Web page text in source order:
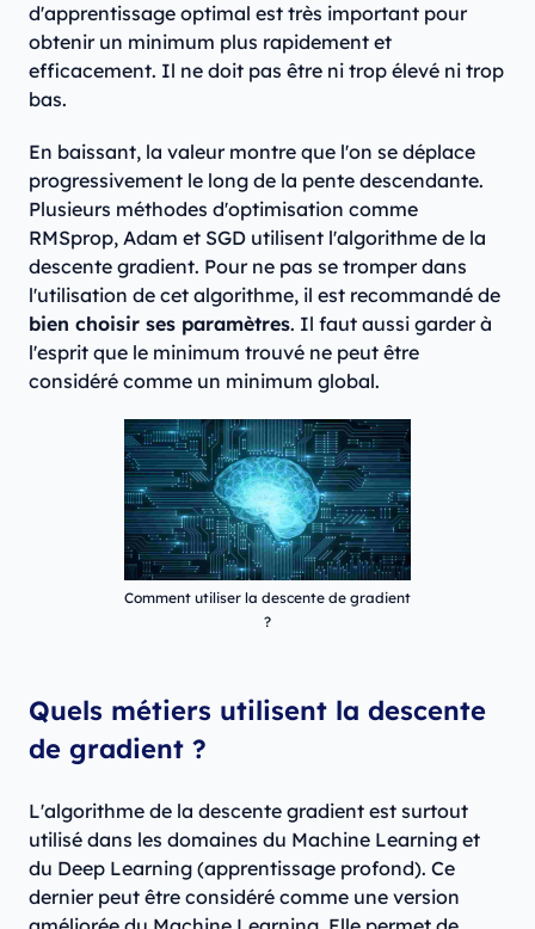
d'apprentissage optimal est très important pour
obtenir un minimum plus rapidement et
efficacement. Il ne doit pas être ni trop élevé ni trop
bas.
En baissant, la valeur montre que l'on se déplace
progressivement le long de la pente descendante.
Plusieurs méthodes d'optimisation comme
RMSprop, Adam et SGD utilisent l'algorithme de la
descente gradient. Pour ne pas se tromper dans
l'utilisation de cet algorithme, il est recommandé de
bien choisir ses paramètres. Il faut aussi garder à
l'esprit que le minimum trouvé ne peut être
considéré comme un minimum global.
Comment utiliser la descente de gradient
?
Quels métiers utilisent la descente
de gradient ?
L'algorithme de la descente gradient est surtout
utilisé dans les domaines du Machine Learning et
du Deep Learning (apprentissage profond). Ce
dernier peut être considéré comme une version